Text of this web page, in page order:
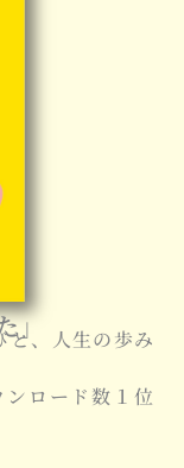
」
と、人生の歩み
ロード数１位